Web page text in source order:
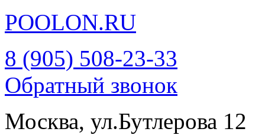
POOLON.RU
8 (905) 508-23-33
Обратный звонок
Москва, ул.Бутлерова 12